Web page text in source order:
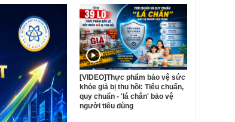
[VIDEO]Thực phẩm bảo vệ sức
khỏe giả bị thu hồi: Tiêu chuẩn,
quy chuẩn - 'lá chắn' bảo vệ
người tiêu dùng